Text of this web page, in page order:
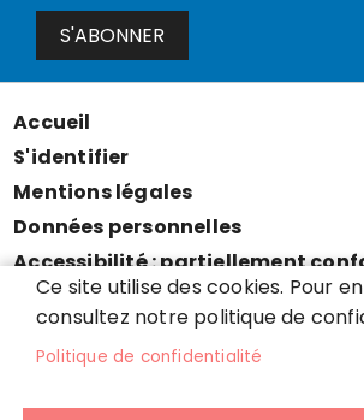
S'ABONNER
Menu
Pied
de
page
Accueil
S'identifier
Mentions légales
Données personnelles
Accessibilité : partiellement
Cookies
Contact
Presse
Plan du site
Ce site utilise des cookies. Pour
consultez notre politique de
Politique de confidentialité